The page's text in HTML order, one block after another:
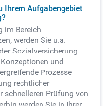
Ihrem Aufgabengebiet
im Bereich
werden Sie u.a.
Sozialversicherung
und
Prozesse
rechtlicher
schnelleren Prüfung von